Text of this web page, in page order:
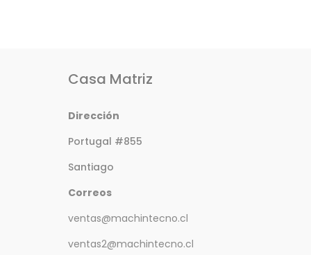
Casa Matriz
Dirección
Portugal #855
Santiago
Correos
ventas@machintecno.cl
ventas2@machintecno.cl